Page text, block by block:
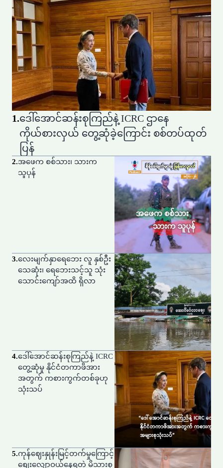
1.ဒေါ်အောင်ဆန်းစုကြည်နဲ့ ICRC ဌာနေ
ကိုယ်စားလှယ် တွေ့ဆုံခဲ့ကြောင်း စစ်တပ်ထုတ်
ပြန်
2.အဖေက စစ်သား၊ သားက
သူပုန်
3.လေးမျက်နှာရေဘေး လူ နှစ်ဦး
သေဆုံး၊ ရေဘေးသင့်သူ သုံး
သောင်းကျော်အထိ ရှိလာ
4.ဒေါ်အောင်ဆန်းစုကြည်နဲ့ ICRC
တွေ့ဆုံမှု နိုင်ငံတကာဖိအား
အတွက် ကစားကွက်တစ်ခုဟု
သုံးသပ်
5.ကုန်ဈေးနှုန်းမြင့်တက်မှုကြောင့်
စျေးလျှော့ဝယ်နေရတဲ့ မိသားစု